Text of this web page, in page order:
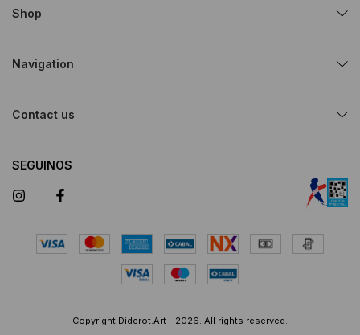
Shop
Navigation
Contact us
SEGUINOS
Copyright Diderot.Art - 2026. All rights reserved.